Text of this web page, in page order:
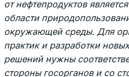
от нефтепродуктов
области
окружающей среды. Для
практик и разработки
решений нужны
стороны госорганов и со